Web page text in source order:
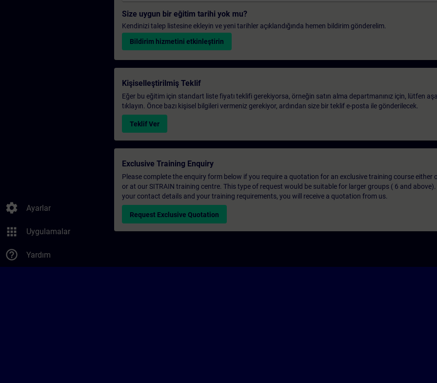
settings Ayarlar
apps Uygulamalar
help_outline Yardım
Size uygun bir eğitim tarihi yok mu?
Kendinizi talep listesine ekleyin ve yeni tarihler açıklandığında hemen bildirim gönderelim.
Bildirim hizmetini etkinleştirin
Kişiselleştirilmiş Teklif
Eğer bu eğitim için standart liste fiyatı teklifi gerekiyorsa, örneğin satın alma departmanınız için, lütfen
tıklayın. Önce bazı kişisel bilgileri vermeniz gerekiyor, ardından size bir teklif e-posta ile gönderilecek.
Teklif Ver
Exclusive Training Enquiry
Please complete the enquiry form below if you require a quotation for an exclusive training course either
or at our SITRAIN training centre. This type of request would be suitable for larger groups ( 6 and
your contact details and your training requirements, you will receive a quotation from us.
Request Exclusive Quotation